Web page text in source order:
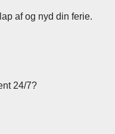
af og nyd din ferie.
24/7?